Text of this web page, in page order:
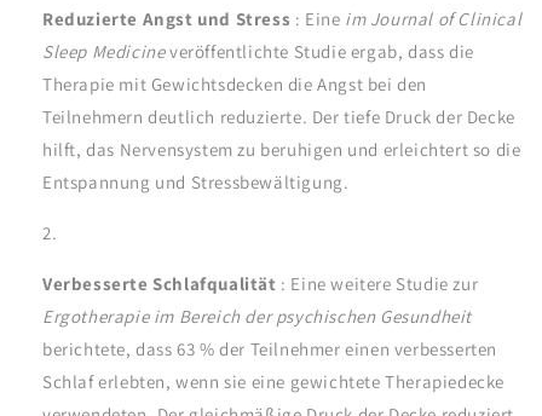
Reduzierte Angst und Stress : Eine im Journal of Clinical
Sleep Medicineveröffentlichte Studie ergab, dass die
Therapie mit Gewichtsdecken die Angst bei den
Teilnehmern deutlich reduzierte. Der tiefe Druck der Decke
hilft, das Nervensystem zu beruhigen und erleichtert so die
Entspannung und Stressbewältigung.
Verbesserte Schlafqualität : Eine weitere Studie zur
Ergotherapie im Bereich der psychischen Gesundheit
berichtete, dass 63 % der Teilnehmer einen verbesserten
Schlaf erlebten, wenn sie eine gewichtete Therapiedecke